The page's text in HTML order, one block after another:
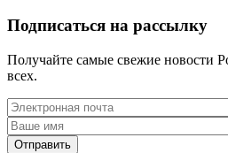
Подписаться на рассылку
Получайте самые свежие новости
всех.